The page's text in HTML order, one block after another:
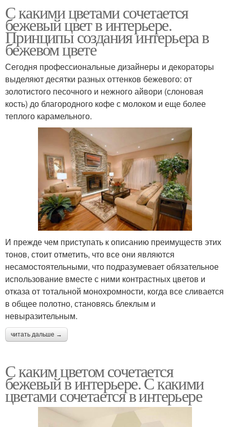
С какими цветами сочетается
бежевый цвет в интерьере.
Принципы создания интерьера в
бежевом цвете
Сегодня профессиональные дизайнеры и декораторы
выделяют десятки разных оттенков бежевого: от
золотистого песочного и нежного айвори (слоновая
кость) до благородного кофе с молоком и еще более
теплого карамельного.
И прежде чем приступать к описанию преимуществ этих
тонов, стоит отметить, что все они являются
несамостоятельными, что подразумевает обязательное
использование вместе с ними контрастных цветов и
отказа от тотальной монохромности, когда все сливается
в общее полотно, становясь блеклым и
невыразительным.
читать дальше →
С каким цветом сочетается
бежевый в интерьере. С какими
цветами сочетается в интерьере